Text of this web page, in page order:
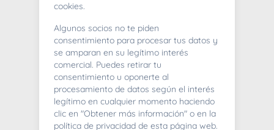
404
cookies.
Algunos socios no te piden
consentimiento para procesar tus datos y
se amparan en su legítimo interés
comercial. Puedes retirar tu
consentimiento u oponerte al
procesamiento de datos según el interés
legítimo en cualquier momento haciendo
clic en "Obtener más información" o en la
política de privacidad de esta página web.